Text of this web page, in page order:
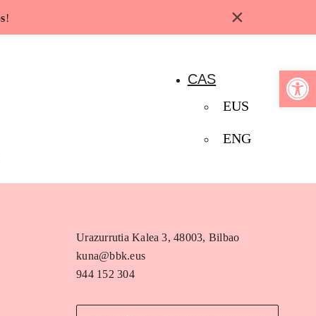
Abrir
! ×
CAS
EUS
ENG
Urazurrutia Kalea 3, 48003, Bilbao
kuna@bbk.eus
944 152 304